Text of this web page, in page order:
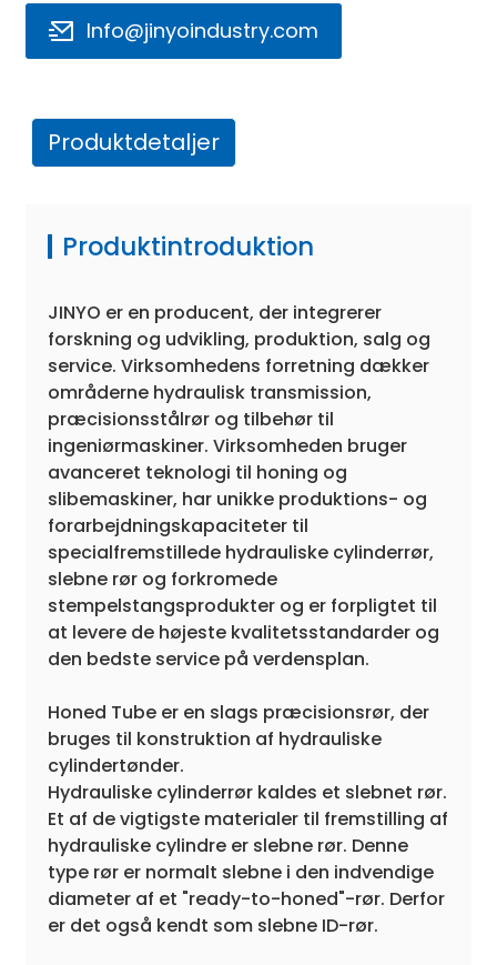
Info@jinyoindustry.com
Produktdetaljer
Produktintroduktion
JINYO er en producent, der integrerer
forskning og udvikling, produktion, salg og
service. Virksomhedens forretning dækker
områderne hydraulisk transmission,
præcisionsstålrør og tilbehør til
ingeniørmaskiner. Virksomheden bruger
avanceret teknologi til honing og
slibemaskiner, har unikke produktions- og
forarbejdningskapaciteter til
specialfremstillede hydrauliske cylinderrør,
slebne rør og forkromede
stempelstangsprodukter og er forpligtet til
at levere de højeste kvalitetsstandarder og
den bedste service på verdensplan.
Honed Tube er en slags præcisionsrør, der
bruges til konstruktion af hydrauliske
cylindertønder.
Hydrauliske cylinderrør kaldes et slebnet rør.
Et af de vigtigste materialer til fremstilling af
hydrauliske cylindre er slebne rør. Denne
type rør er normalt slebne i den indvendige
diameter af et "ready-to-honed"-rør. Derfor
er det også kendt som slebne ID-rør.